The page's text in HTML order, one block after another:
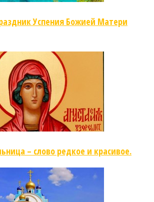
Успения Божией Матери
– слово редкое и красивое.